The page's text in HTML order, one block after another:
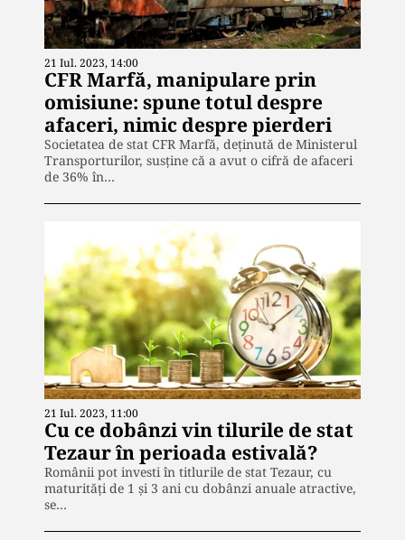
21 Iul. 2023, 14:00
CFR Marfă, manipulare prin
omisiune: spune totul despre
afaceri, nimic despre pierderi
Societatea de stat CFR Marfă, deținută de Ministerul
Transporturilor, susține că a avut o cifră de afaceri
de 36% în…
21 Iul. 2023, 11:00
Cu ce dobânzi vin tilurile de stat
Tezaur în perioada estivală?
Românii pot investi în titlurile de stat Tezaur, cu
maturități de 1 și 3 ani cu dobânzi anuale atractive,
se…